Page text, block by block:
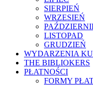
SIERPIEŃ
WRZESIEŃ
LISTOPAD
GRUDZIEŃ
WYDARZENIA
THE BIBLIOKERS
PŁATNOŚCI
FORMY